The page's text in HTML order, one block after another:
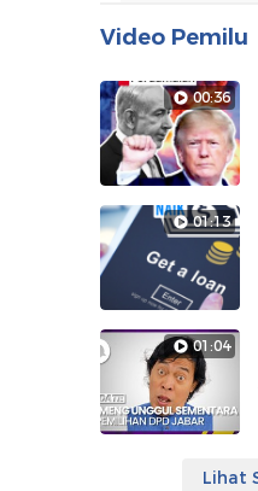
Video Pemilu
00:36
01:13
01:04
Lihat